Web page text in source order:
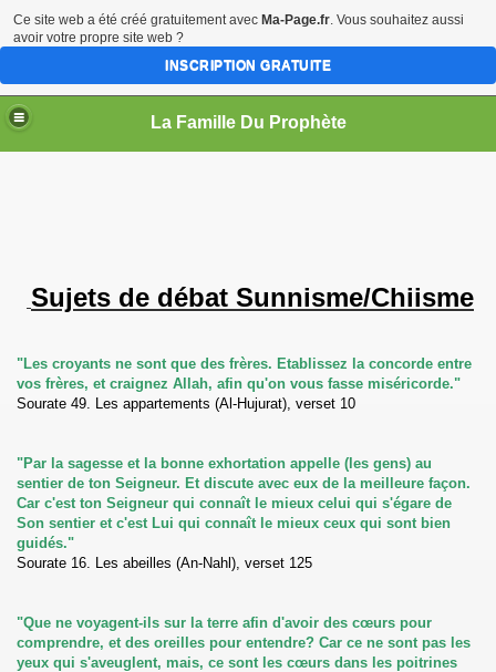
La Famille Du Prophète
Sujets de débat Sunnisme/Chiisme
"Les croyants ne sont que des frères. Etablissez la concorde entre
vos frères, et craignez Allah, afin qu'on vous fasse miséricorde."
Sourate 49. Les appartements (Al-Hujurat), verset 10
"Par la sagesse et la bonne exhortation appelle (les gens) au
sentier de ton Seigneur. Et discute avec eux de la meilleure façon.
Car c'est ton Seigneur qui connaît le mieux celui qui s'égare de
Son sentier et c'est Lui qui connaît le mieux ceux qui sont bien
guidés."
Sourate 16. Les abeilles (An-Nahl), verset ‎125
"Que ne voyagent-ils sur la terre afin d'avoir des cœurs pour
comprendre, et des oreilles pour entendre? Car ce ne sont pas les
yeux qui s'aveuglent, mais, ce sont les cœurs dans les poitrines
(bout de terre)
!
Ce site web a été créé gratuitement avec Ma-Page.fr. Vous souhaitez aussi
avoir votre propre site web ?
INSCRIPTION GRATUITE